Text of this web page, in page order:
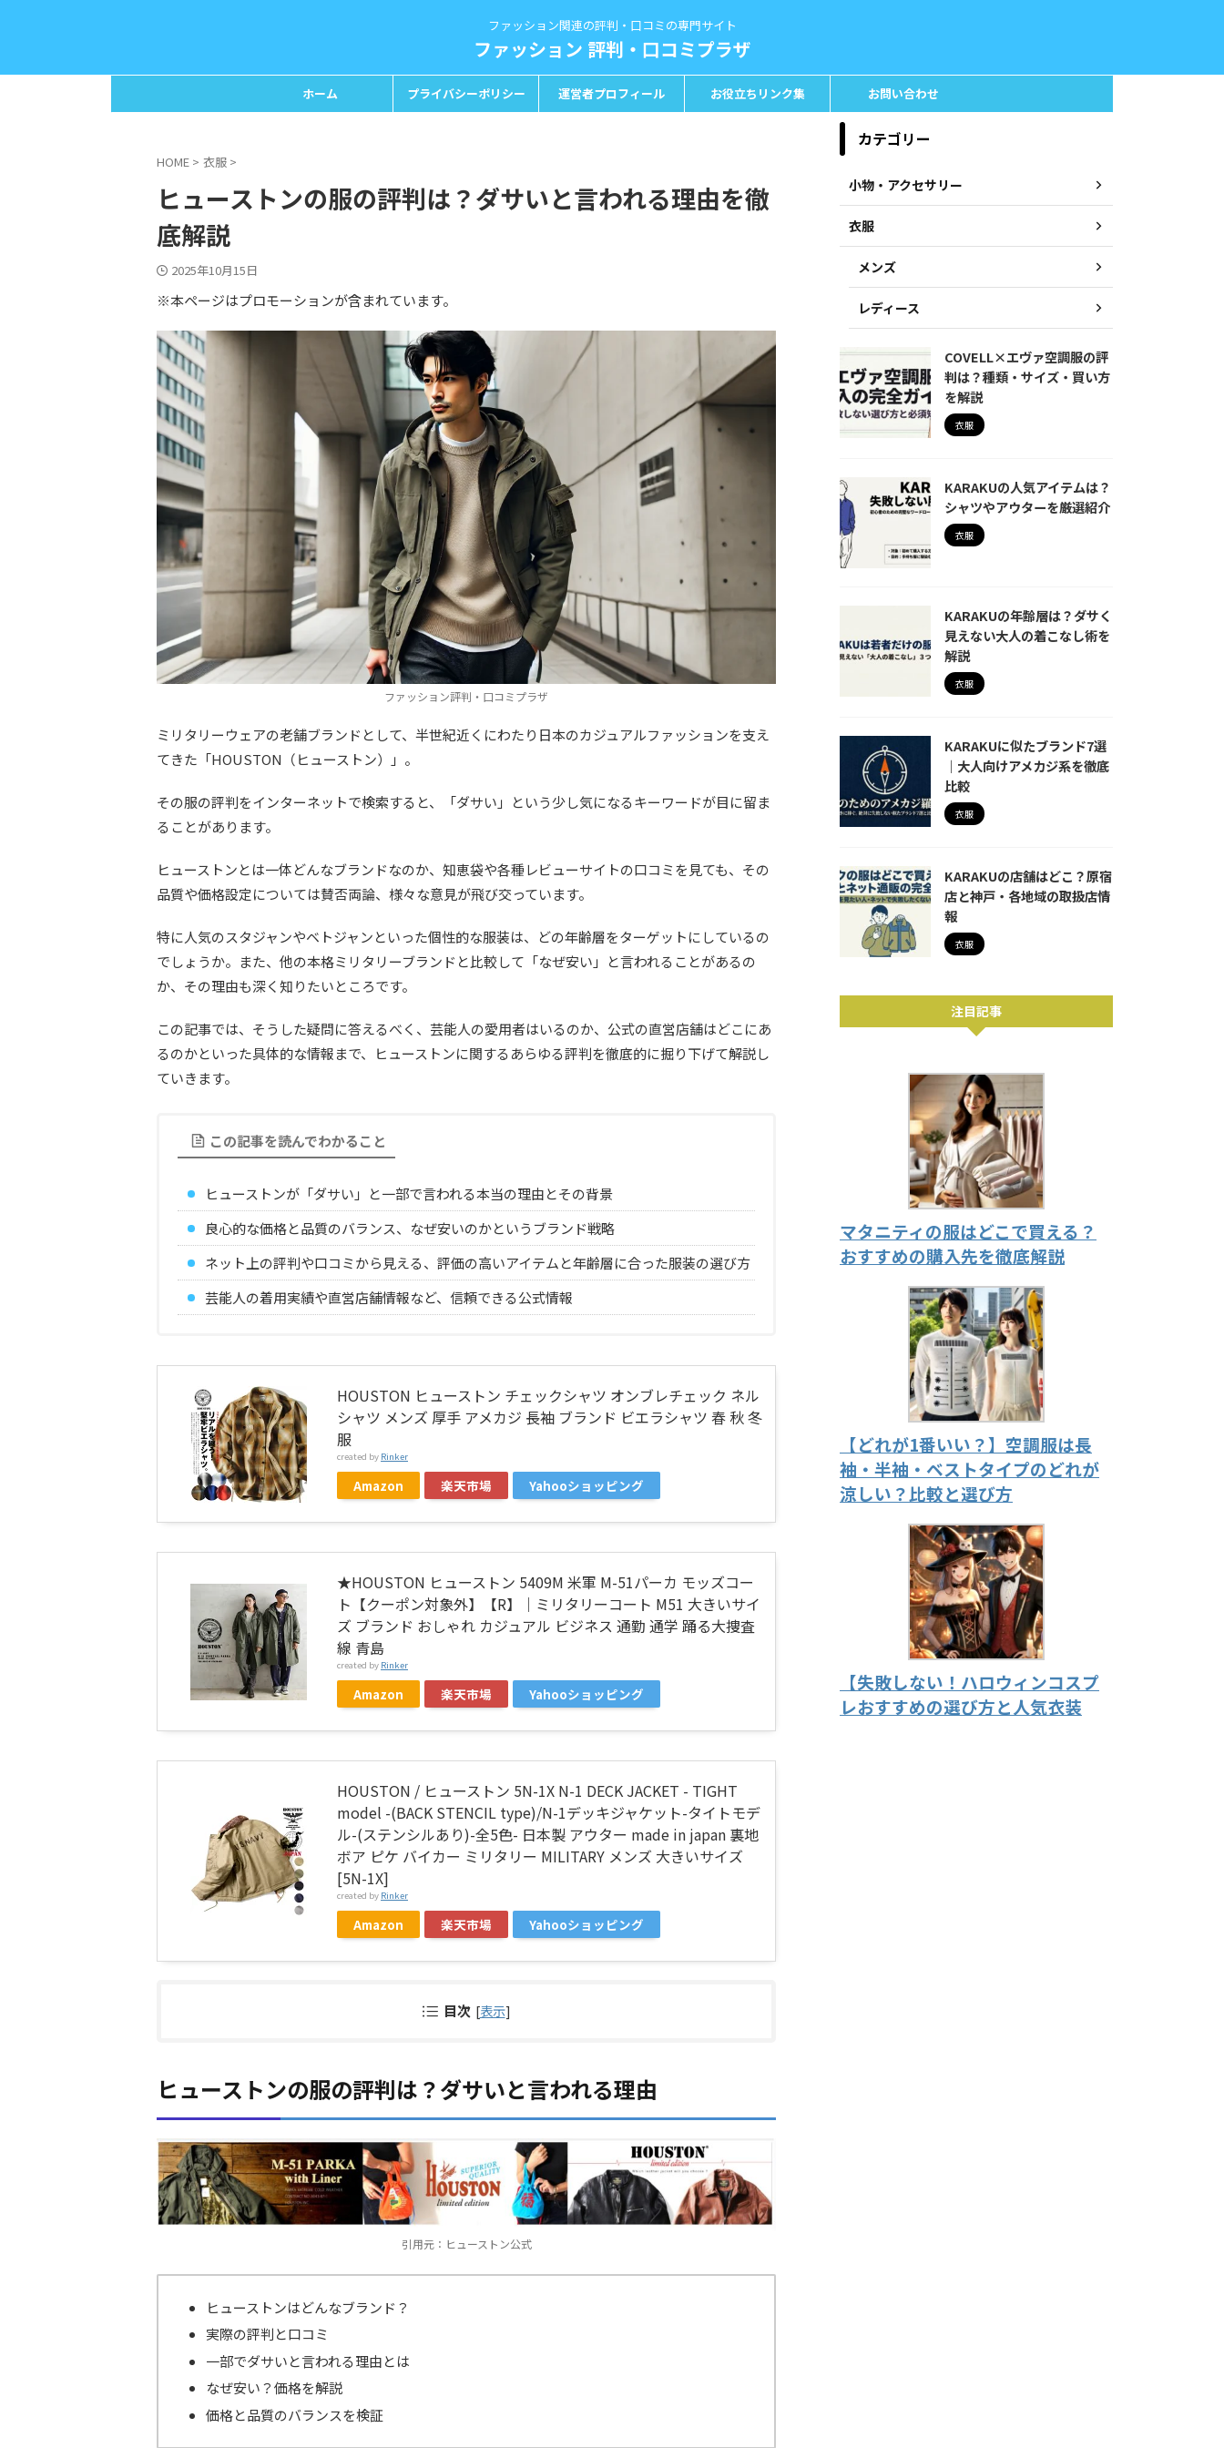
ファッション関連の評判・口コミの専門サイト
ファッション 評判・口コミプラザ
ホーム プライバシーポリシー 運営者プロフィール お役立ちリンク集 お問い合わせ
HOME > 衣服 >
ヒューストンの服の評判は？ダサいと言われる理由を徹
底解説
2025年10月15日
※本ページはプロモーションが含まれています。
ファッション評判・口コミプラザ
ミリタリーウェアの老舗ブランドとして、半世紀近くにわたり日本のカジュアルファッションを支え
てきた「HOUSTON（ヒューストン）」。
その服の評判をインターネットで検索すると、「ダサい」という少し気になるキーワードが目に留ま
ることがあります。
ヒューストンとは一体どんなブランドなのか、知恵袋や各種レビューサイトの口コミを見ても、その
品質や価格設定については賛否両論、様々な意見が飛び交っています。
特に人気のスタジャンやベトジャンといった個性的な服装は、どの年齢層をターゲットにしているの
でしょうか。また、他の本格ミリタリーブランドと比較して「なぜ安い」と言われることがあるの
か、その理由も深く知りたいところです。
この記事では、そうした疑問に答えるべく、芸能人の愛用者はいるのか、公式の直営店舗はどこにあ
るのかといった具体的な情報まで、ヒューストンに関するあらゆる評判を徹底的に掘り下げて解説し
ていきます。
この記事を読んでわかること
ヒューストンが「ダサい」と一部で言われる本当の理由とその背景
良心的な価格と品質のバランス、なぜ安いのかというブランド戦略
ネット上の評判や口コミから見える、評価の高いアイテムと年齢層に合った服装の選び方
芸能人の着用実績や直営店舗情報など、信頼できる公式情報
HOUSTON ヒューストン チェックシャツ オンブレチェック ネル
シャツ メンズ 厚手 アメカジ 長袖 ブランド ビエラシャツ 春 秋 冬
服
created by Rinker
Amazon 楽天市場 Yahooショッピング
★HOUSTON ヒューストン 5409M 米軍 M-51パーカ モッズコー
ト【クーポン対象外】【R】｜ミリタリーコート M51 大きいサイ
ズ ブランド おしゃれ カジュアル ビジネス 通勤 通学 踊る大捜査
線 青島
created by Rinker
Amazon 楽天市場 Yahooショッピング
HOUSTON / ヒューストン 5N-1X N-1 DECK JACKET - TIGHT
model -(BACK STENCIL type)/N-1デッキジャケット-タイトモデ
ル-(ステンシルあり)-全5色- 日本製 アウター made in japan 裏地
ボア ピケ バイカー ミリタリー MILITARY メンズ 大きいサイズ
[5N-1X]
created by Rinker
Amazon 楽天市場 Yahooショッピング
目次 [表示]
ヒューストンの服の評判は？ダサいと言われる理由
引用元：ヒューストン公式
ヒューストンはどんなブランド？
実際の評判と口コミ
一部でダサいと言われる理由とは
なぜ安い？価格を解説
価格と品質のバランスを検証
カテゴリー
小物・アクセサリー
衣服
メンズ
レディース
COVELL×エヴァ空調服の評
判は？種類・サイズ・買い方
を解説
衣服
KARAKUの人気アイテムは？
シャツやアウターを厳選紹介
衣服
KARAKUの年齢層は？ダサく
見えない大人の着こなし術を
解説
衣服
KARAKUに似たブランド7選
｜大人向けアメカジ系を徹底
比較
衣服
KARAKUの店舗はどこ？原宿
店と神戸・各地域の取扱店情
報
衣服
注目記事
マタニティの服はどこで買える？
おすすめの購入先を徹底解説
【どれが1番いい？】空調服は長
袖・半袖・ベストタイプのどれが
涼しい？比較と選び方
【失敗しない！ハロウィンコスプ
レおすすめの選び方と人気衣装